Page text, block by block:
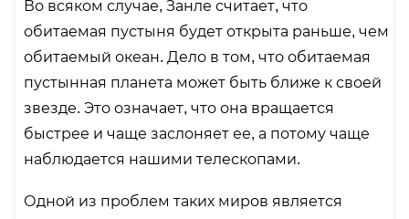
Во всяком случае, Занле считает, что
обитаемая пустыня будет открыта раньше, чем
обитаемый океан. Дело в том, что обитаемая
пустынная планета может быть ближе к своей
звезде. Это означает, что она вращается
быстрее и чаще заслоняет ее, а потому чаще
наблюдается нашими телескопами.
Одной из проблем таких миров является